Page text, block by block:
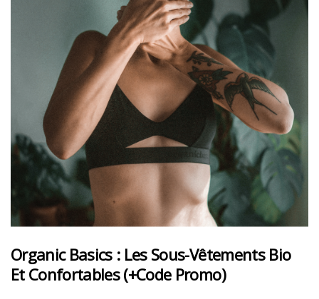
Organic Basics : Les Sous-Vêtements Bio
Et Confortables (+code Promo)